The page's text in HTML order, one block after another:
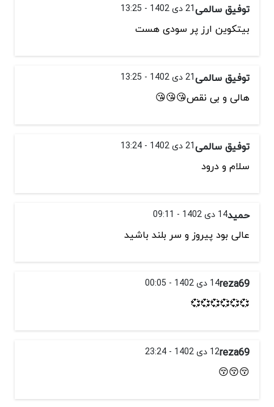
توفیق سالمی21 دی 1402 - 13:25
بیتکوین ارز پر سودی هست
توفیق سالمی21 دی 1402 - 13:25
هالی و بی نقص😘😘😘
توفیق سالمی21 دی 1402 - 13:24
سلام و درود
حمید14 دی 1402 - 09:11
عالی بود پیروز و سر بلند باشید
reza6914 دی 1402 - 00:05
💞💞💞💞💞💞
reza6912 دی 1402 - 23:24
😚😚😚